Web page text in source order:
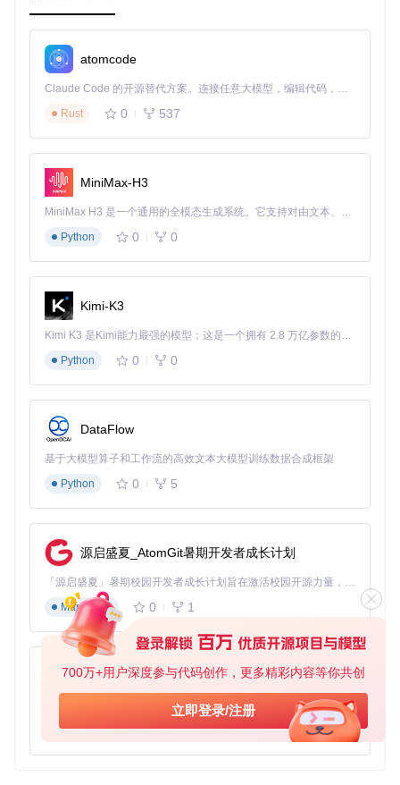
700万+用户深度参与代码创作，更多精彩内容等你共创
立即登录/注册
atomcode
Claude Code 的开源替代方案。连接任意大模型，编辑代码，运行命令，自动验证 — 全自动执行。用 Rust 构建，极致性能。 ｜ An open-source alternative to Claude Code. Connect any LLM, edit code, run commands, and verify changes — autonomously. Built in Rust for speed. Get Started
Rust
0 537
MiniMax-H3
MiniMax H3 是一个通用的全模态生成系统。它支持对由文本、图像、视频和音频组成的多模态上下文进行统一理解，并能生成分辨率高达 2K、时长可达 15 秒的带原生立体声音频的视频。得益于面向任务泛化的系统设计，H3 在预训练阶段就已具备广泛的多模态上下文理解与生成能力，能够出色地执行复杂的多模态指令。
Python
0 0
Kimi-K3
Kimi K3 是Kimi能力最强的模型：这是一个拥有 2.8 万亿参数的混合专家（MoE）模型，具备原生视觉理解能力，并支持 100 万 token 的上下文窗口。
Python
0 0
DataFlow
基于大模型算子和工作流的高效文本大模型训练数据合成框架
Python
0 5
源启盛夏_AtomGit暑期开发者成长计划
「源启盛夏」暑期校园开发者成长计划旨在激活校园开源力量，通过积分激励、认证扶持、资源倾斜等形式，引导高校组织和开发者完成「入驻 — 建项目 — 做贡献 — 获认证 — 得资源」的完整闭环。无论你是想带领社团入驻平台的组织者，还是希望用代码贡献证明自己的开发者，都能在这里找到属于你的成长路径。
Markdown
0 1
py-xiaozhi
基于Python的Xiaozhi AI，适用于想要完整Xiaozhi体验而无需拥有专用硬件的用户。
Python
0 1